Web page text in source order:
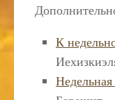
К